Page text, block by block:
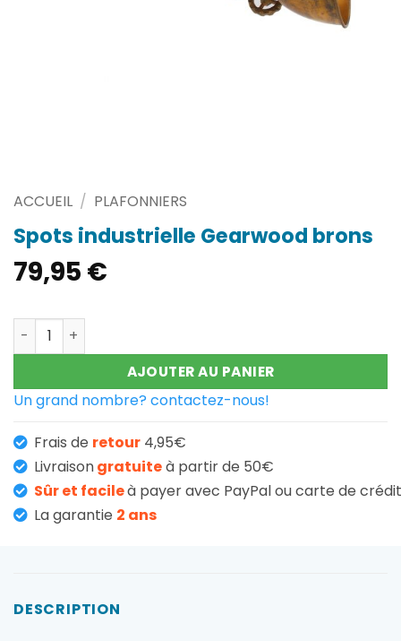
ACCUEIL / PLAFONNIERS
Spots industrielle Gearwood brons
79,95 €
quantité de Spots industrielle Gearwood brons
AJOUTER AU PANIER
Un grand nombre? contactez-nous!
Frais de retour 4,95€
Livraisongratuiteà partir de 50€
Sûr et facileà payer avec PayPal ou carte de crédit
La garantie 2 ans
DESCRIPTION